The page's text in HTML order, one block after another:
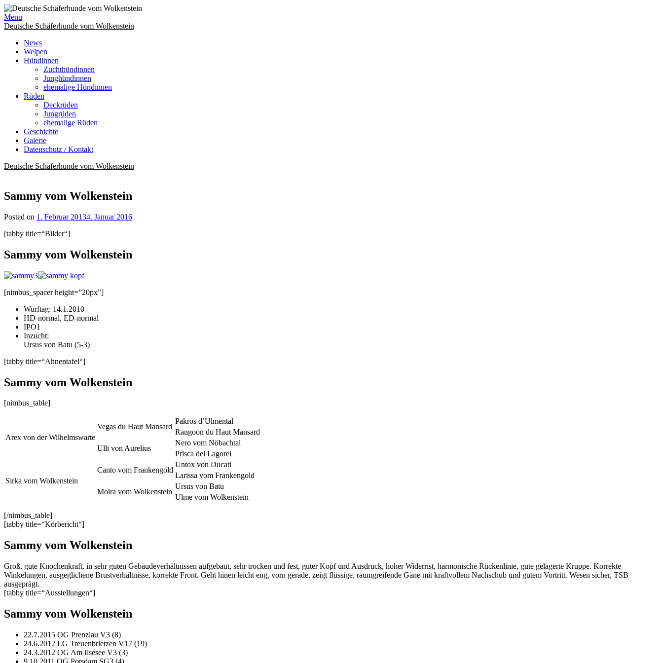
Skip
to
content
Menu
Deutsche Schäferhunde vom Wolkenstein
News
Welpen
Hündinnen
Zuchthündinnen
Junghündinnen
ehemalige Hündinnen
Rüden
Deckrüden
Jungrüden
ehemalige Rüden
Geschichte
Galerie
Datenschutz / Kontakt
Deutsche Schäferhunde vom Wolkenstein
Sammy vom Wolkenstein
Posted on 1. Februar 20134. Januar 2016
[tabby title=“Bilder“]
Sammy vom Wolkenstein
[nimbus_spacer height=”20px”]
Wurftag: 14.1.2010
HD-normal, ED-normal
IPO1
Inzucht:
Ursus von Batu (5-3)
[tabby title=“Ahnentafel“]
Sammy vom Wolkenstein
[nimbus_table]
Arex von der Wilhelmswarte
Vegas du Haut Mansard
Pakros d’Ulmental
Rangoon du Haut Mansard
Ulli von Aurelius
Nero vom Nöbachtal
Prisca del Lagorei
Sirka vom Wolkenstein
Canto vom Frankengold
Untox von Ducati
Larissa vom Frankengold
Moira vom Wolkenstein
Ursus von Batu
Ulme vom Wolkenstein
[/nimbus_table]
[tabby title=“Körbericht“]
Sammy vom Wolkenstein
Groß, gute Knochenkraft, in sehr guten Gebäudeverhältnissen aufgebaut, sehr trocken und fest, guter Kopf und Ausdruck, hoher Widerrist, harmonische Rückenlinie, gute gelagerte Kruppe. Korrekte
Winkelungen, ausgeglichene Brustverhältnisse, korrekte Front. Geht hinen leicht eng, vorn gerade, zeigt flüssige, raumgreifende Gäne mit kraftvollem Nachschub und gutem Vortritt. Wesen sicher, TSB
ausgeprägt.
[tabby title=“Ausstellungen“]
Sammy vom Wolkenstein
22.7.2015 OG Prenzlau V3 (8)
24.6.2012 LG Treuenbrietzen V17 (19)
24.3.2012 OG Am Ilsesee V3 (3)
9.10.2011 OG Potsdam SG3 (4)